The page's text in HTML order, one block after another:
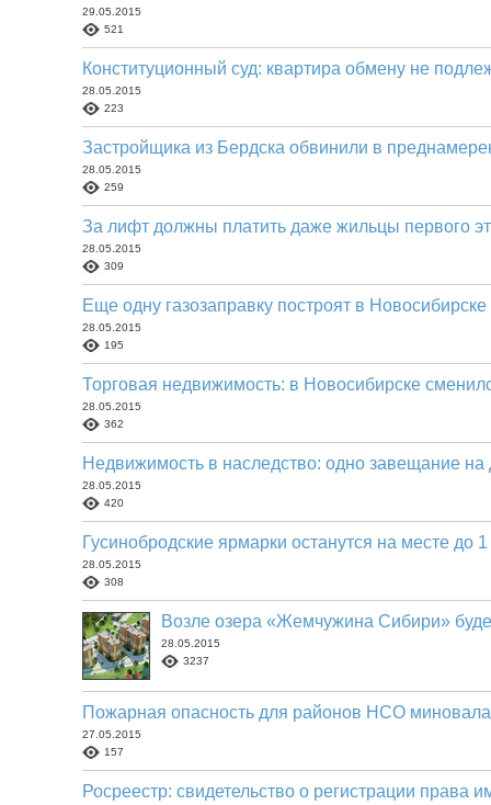
29.05.2015
521
Конституционный суд: квартира обмену не
28.05.2015
223
Застройщика из Бердска обвинили в
28.05.2015
259
За лифт должны платить даже жильцы первого
28.05.2015
309
Еще одну газозаправку построят в Новосибирске
28.05.2015
195
Торговая недвижимость: в Новосибирске
28.05.2015
362
Недвижимость в наследство: одно завещание на
28.05.2015
420
Гусинобродские ярмарки останутся на месте до 1
28.05.2015
308
Возле озера «Жемчужина Сибири»
28.05.2015
3237
Пожарная опасность для районов НСО миновала
27.05.2015
157
Росреестр: свидетельство о регистрации права